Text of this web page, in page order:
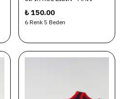
₺ 150.00
6 Renk 5 Beden